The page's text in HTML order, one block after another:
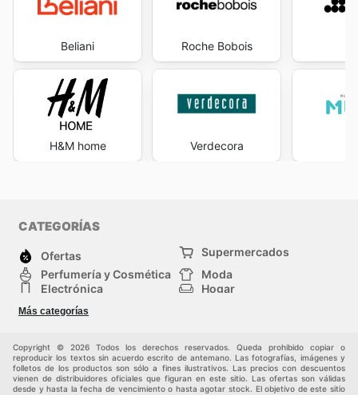
Beliani
H&M home
Roche Bobois
Verdecora
CATEGORÍAS
Ofertas
Supermercados
Perfumería y Cosmética
Moda
Electrónica
Hogar
Deporte
Juguetes y bebés
Más categorías
Copyright © 2026 Todos los derechos reservados. Queda prohibido copiar o
reproducir los textos sin acuerdo escrito de antemano. Las fotografías, imágenes y
folletos de los productos son sólo a fines ilustrativos. Las precios con descuentos
vienen de distribuidores oficiales que figuran en este sitio. Las ofertas son válidas
desde y hasta la fecha de vencimiento o hasta agotar stock. El objetivo de este sitio